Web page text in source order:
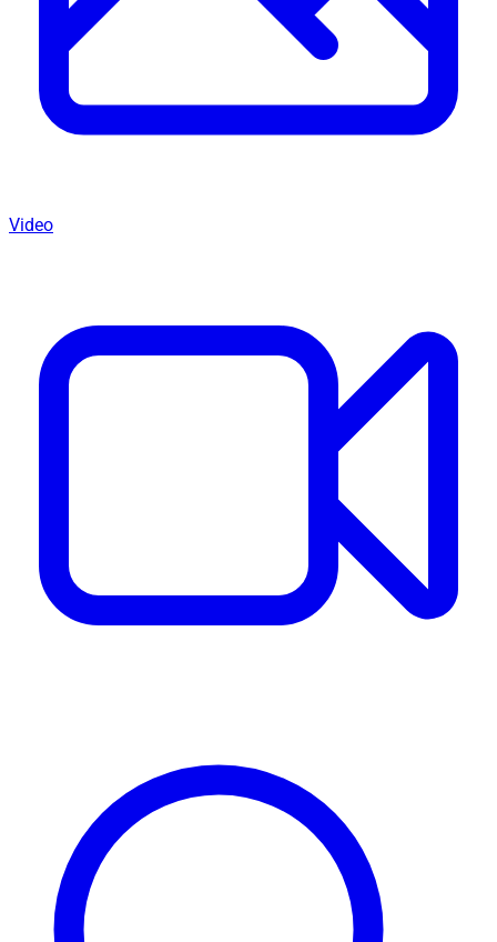
Video